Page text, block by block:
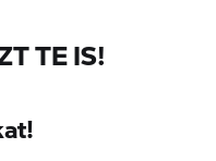
TE IS!